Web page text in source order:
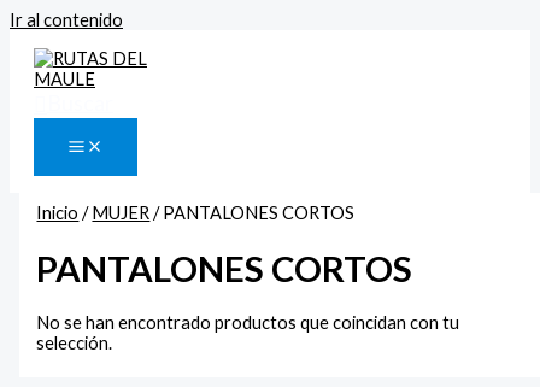
Ir al contenido
Inicio /MUJER/ PANTALONES CORTOS
PANTALONES CORTOS
No se han encontrado productos que coincidan con tu
selección.